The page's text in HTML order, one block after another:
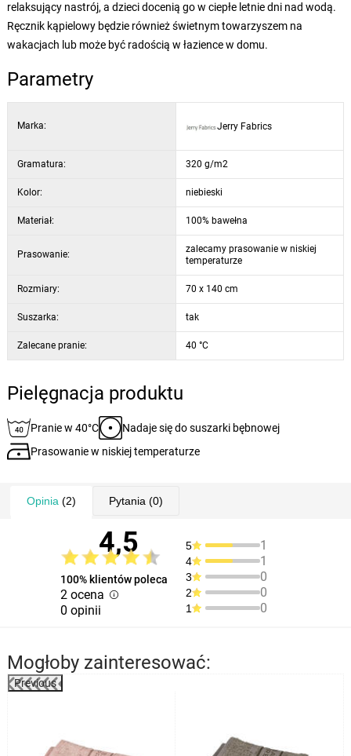
relaksujący nastrój, a dzieci docenią go w ciepłe letnie dni nad wodą.
Ręcznik kąpielowy będzie również świetnym towarzyszem na
wakacjach lub może być radością w łazience w domu.
Parametry
Marka: Jerry Fabrics
Gramatura: 320 g/m2
Kolor: niebieski
Materiał: 100% bawełna
Prasowanie:
zalecamy prasowanie w niskiej
temperaturze
Rozmiary: 70 x 140 cm
Suszarka: tak
Zalecane pranie: 40 °C
Pielęgnacja produktu
Pranie w 40°C
Nadaje się do suszarki bębnowej
Prasowanie w niskiej temperaturze
Opinia (2) Pytania (0)
4,5
100% klientów poleca
2 ocena
0 opinii
5 1
4 1
3 0
2 0
1 0
Mogłoby zainteresować:
Previous